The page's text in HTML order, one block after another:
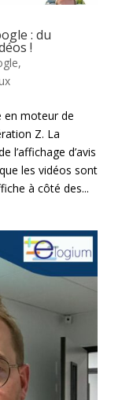
: du
!
,
en moteur de
Z. La
l’affichage d’avis
les vidéos sont
à côté des...